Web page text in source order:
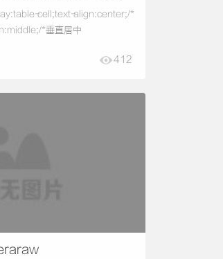
cell;text-align:center;/*
*垂直居中
412